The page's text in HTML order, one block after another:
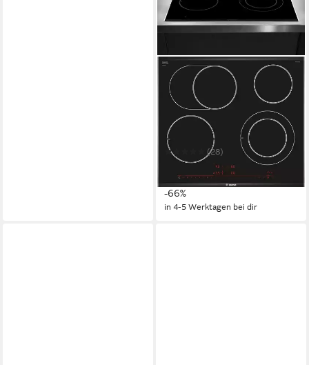
BOSCH
Elektro-Kochfeld
PKN675DP1D
60,6 x 4,4 x 52,7 cm
B/H/T
Anzahl Kochzonen
Aluminiumrahmen
Rahmen
(28)
449,00 € UVP
1.332,00 €
16,11 €mtl. in 36 Raten
-66%
in 4-5 Werktagen bei dir